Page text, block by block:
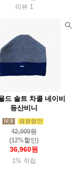
리뷰 1
드 솔트 차콜 네이비
등산비니
42,000원
(12%할인)
36,960원
1% 적립